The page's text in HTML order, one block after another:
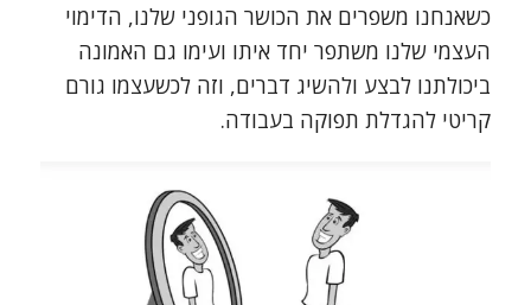
כשאנחנו משפרים את הכושר הגופני שלנו, הדימוי
העצמי שלנו משתפר יחד איתו ועימו גם האמונה
ביכולתנו לבצע ולהשיג דברים, וזה לכשעצמו גורם
קריטי להגדלת תפוקה בעבודה.